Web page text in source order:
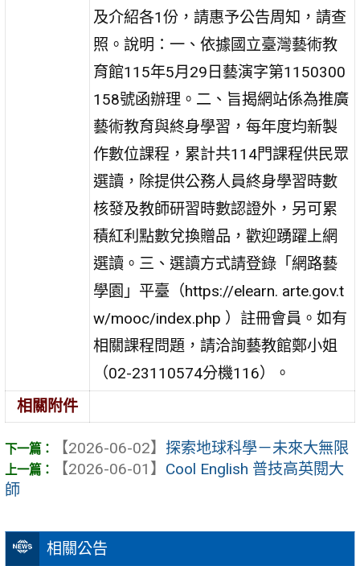
相關公告
及介紹各1份，請惠予公告周知，請查
照。說明：一、依據國立臺灣藝術教
育館115年5月29日藝演字第1150300
158號函辦理。二、旨揭網站係為推廣
藝術教育與終身學習，每年度均新製
作數位課程，累計共114門課程供民眾
選讀，除提供公務人員終身學習時數
核發及教師研習時數認證外，另可累
積紅利點數兌換贈品，歡迎踴躍上網
選讀。三、選讀方式請登錄「網路藝
學園」平臺（https://elearn. arte.gov.t
w/mooc/index.php ）註冊會員。如有
相關課程問題，請洽詢藝教館鄭小姐
（02-23110574分機116）。
相關附件
【2026-06-02】 探索地球科學－未來大無限
【2026-06-01】 Cool English 普技高英閱大
師